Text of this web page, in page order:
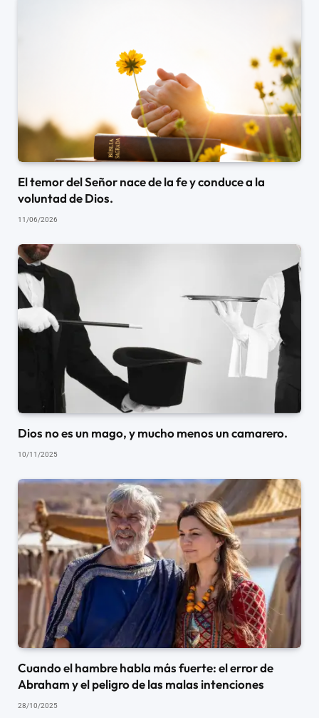
El temor del Señor nace de la fe y conduce a la
voluntad de Dios.
11/06/2026
Dios no es un mago, y mucho menos un camarero.
10/11/2025
Cuando el hambre habla más fuerte: el error de
Abraham y el peligro de las malas intenciones
28/10/2025